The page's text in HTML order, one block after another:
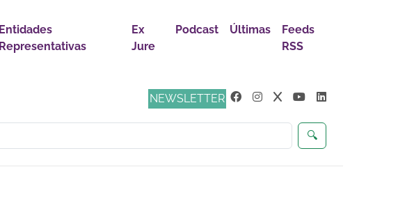
Entidades
Representativas
Ex
Jure
Podcast Últimas
Feeds
RSS
NEWSLETTER
🔍